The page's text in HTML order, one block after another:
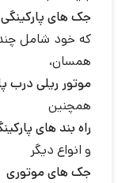
جک های
که خود شامل
همسان،
موتور ریلی درب
همچنین
راه بند های
و انواع دیگر
جک های موتوری